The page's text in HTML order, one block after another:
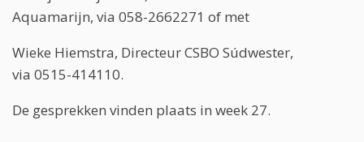
Aquamarijn, via 058-2662271 of met
Wieke Hiemstra, Directeur CSBO Súdwester,
via 0515-414110.
De gesprekken vinden plaats in week 27.